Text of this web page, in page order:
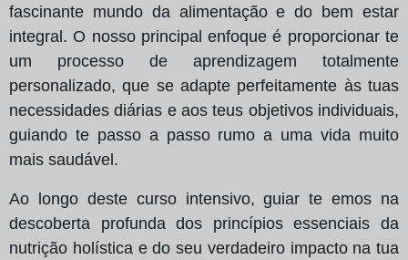
fascinante mundo da alimentação e do bem estar
integral. O nosso principal enfoque é proporcionar te
um processo de aprendizagem totalmente
personalizado, que se adapte perfeitamente às tuas
necessidades diárias e aos teus objetivos individuais,
guiando te passo a passo rumo a uma vida muito
mais saudável.
Ao longo deste curso intensivo, guiar te emos na
descoberta profunda dos princípios essenciais da
nutrição holística e do seu verdadeiro impacto na tua